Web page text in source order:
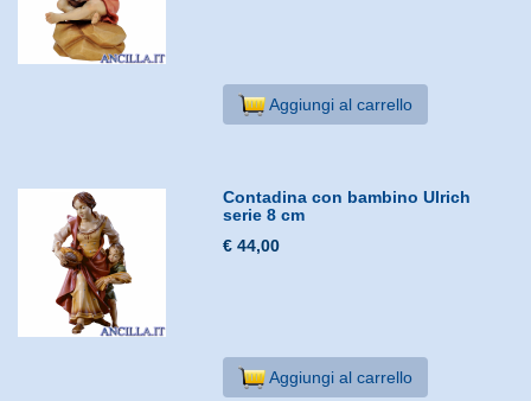
Aggiungi al carrello
Contadina con bambino Ulrich
serie 8 cm
€ 44,00
Aggiungi al carrello